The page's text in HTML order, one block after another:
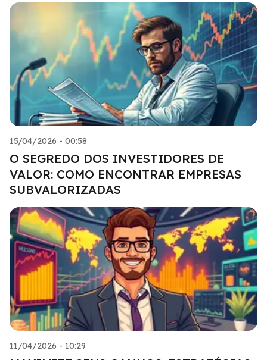
15/04/2026 - 00:58
O SEGREDO DOS INVESTIDORES DE
VALOR: COMO ENCONTRAR EMPRESAS
SUBVALORIZADAS
11/04/2026 - 10:29